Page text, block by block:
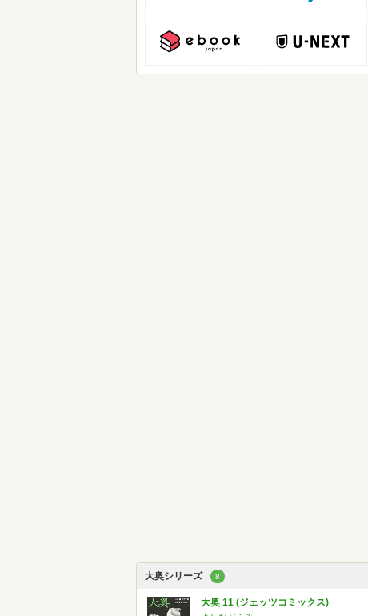
大奥シリーズ 8
大奥 11 (ジェッツコミックス)